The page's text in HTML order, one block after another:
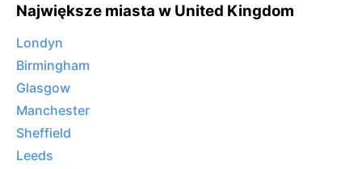
Największe miasta w United Kingdom
Londyn
Birmingham
Glasgow
Manchester
Sheffield
Leeds